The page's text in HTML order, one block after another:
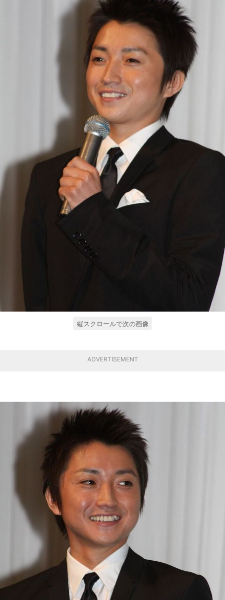
縦スクロールで次の画像
ADVERTISEMENT